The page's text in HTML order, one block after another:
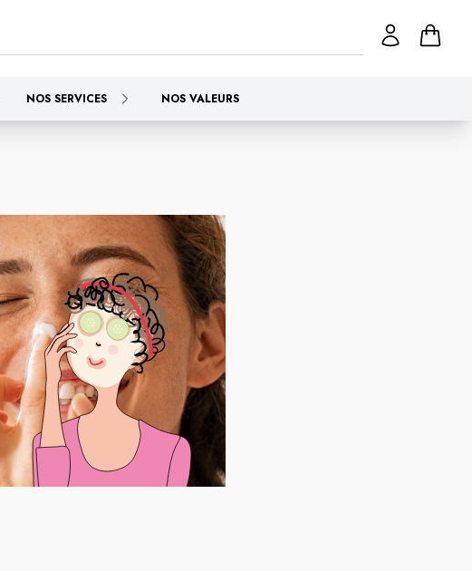
NOS SERVICES NOS VALEURS